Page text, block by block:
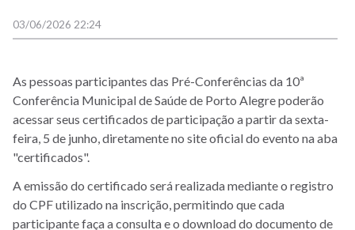
03/06/2026 22:24
As pessoas participantes das Pré-Conferências da 10ª
Conferência Municipal de Saúde de Porto Alegre poderão
acessar seus certificados de participação a partir da sexta-
feira, 5 de junho, diretamente no site oficial do evento na aba
"certificados".
A emissão do certificado será realizada mediante o registro
do CPF utilizado na inscrição, permitindo que cada
participante faça a consulta e o download do documento de